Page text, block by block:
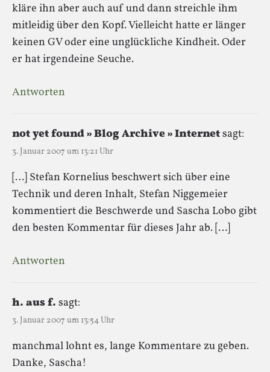
kläre ihn aber auch auf und dann streichle ihm
mitleidig über den Kopf. Vielleicht hatte er länger
keinen GV oder eine unglückliche Kindheit. Oder
er hat irgendeine Seuche.
Antworten
not yet found » Blog Archive » Internetsagt:
3. Januar 2007 um 13:21 Uhr
[…] Stefan Kornelius beschwert sich über eine
Technik und deren Inhalt, Stefan Niggemeier
kommentiert die Beschwerde und Sascha Lobo gibt
den besten Kommentar für dieses Jahr ab. […]
Antworten
h. aus f. sagt:
3. Januar 2007 um 13:54 Uhr
manchmal lohnt es, lange Kommentare zu geben.
Danke, Sascha!